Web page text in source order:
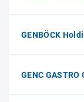
GENBÖCK
GENC GASTRO